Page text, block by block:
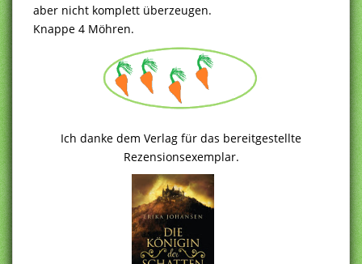
aber nicht komplett überzeugen.
Knappe 4 Möhren.
Ich danke dem Verlag für das bereitgestellte
Rezensionsexemplar.